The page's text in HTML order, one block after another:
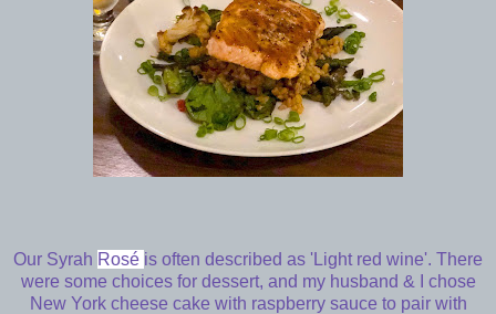
Our Syrah Rosé is often described as 'Light red wine'. There
were some choices for dessert, and my husband & I chose
New York cheese cake with raspberry sauce to pair with